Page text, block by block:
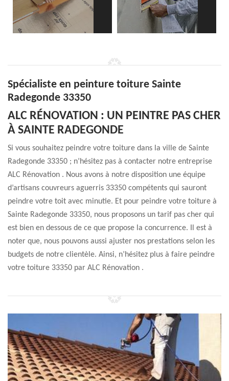
Spécialiste en peinture toiture Sainte
Radegonde 33350
ALC RÉNOVATION : UN PEINTRE PAS CHER
À SAINTE RADEGONDE
Si vous souhaitez peindre votre toiture dans la ville de Sainte
Radegonde 33350 ; n’hésitez pas à contacter notre entreprise
ALC Rénovation . Nous avons à notre disposition une équipe
d’artisans couvreurs aguerris 33350 compétents qui sauront
peindre votre toit avec minutie. Et pour peindre votre toiture à
Sainte Radegonde 33350, nous proposons un tarif pas cher qui
est bien en dessous de ce que propose la concurrence. Il est à
noter que, nous pouvons aussi ajuster nos prestations selon les
budgets de notre clientèle. Ainsi, n’hésitez plus à faire peindre
votre toiture 33350 par ALC Rénovation .